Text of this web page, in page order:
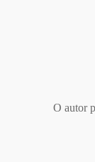
O autor